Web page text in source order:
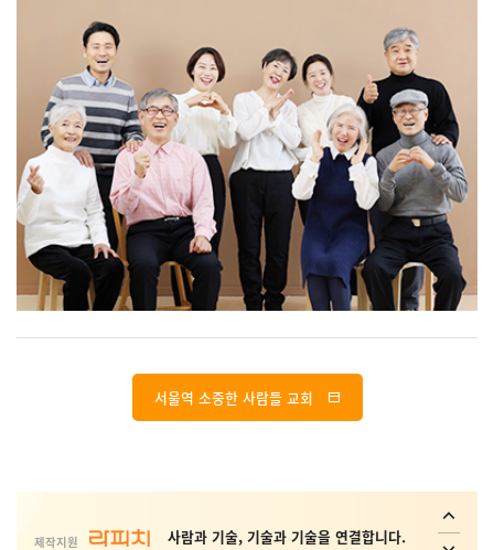
서울역 소중한 사람들 교회
제작지원
Interactive ConvAI
Conversational AI Technology